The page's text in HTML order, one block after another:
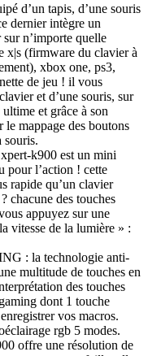
d’un tapis, d’une souris
dernier intègre un
n’importe quelle
x|s (firmware du clavier à
xbox one, ps3,
de jeu ! il vous
et d’une souris, sur
et grâce à son
mappage des boutons
souris.
k900 est un mini
pour l’action ! cette
rapide qu’un clavier
chacune des touches
appuyez sur une
vitesse de la lumière » :
: la technologie anti-
multitude de touches en
des touches
dont 1 touche
vos macros.
rgb 5 modes.
offre une résolution de